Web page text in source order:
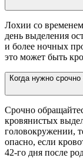
Лохии со
день выделения
и более ночных
это может быть
Когда нужно
Срочно
кровянистых
головокружении,
опасно, если
42-го дня после